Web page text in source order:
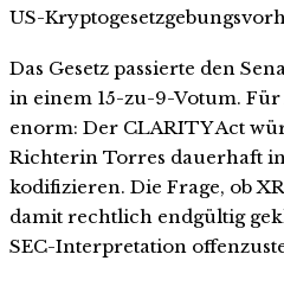
US-
Das Gesetz passierte den
in einem 15-zu-9-Votum.
enorm: Der CLARITY Act
Richterin Torres dauerhaft
kodifizieren. Die Frage, ob
damit rechtlich endgültig
SEC-Interpretation